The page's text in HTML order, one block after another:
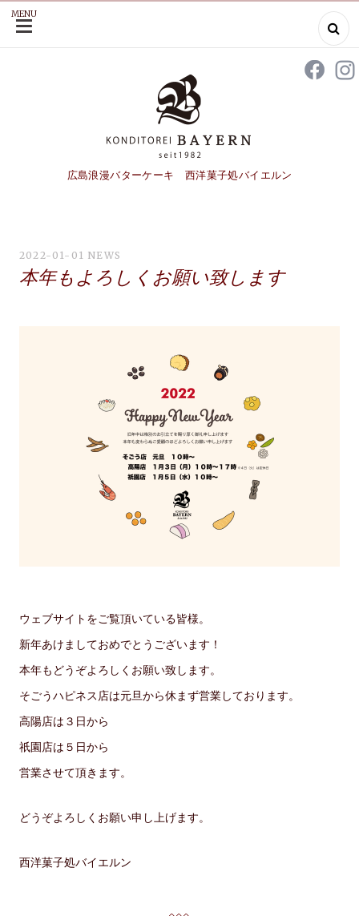
SKIP
CONTENT
広島浪漫バターケーキ 西洋菓子処バイエルン
MENU
2022-01-01 NEWS
本年もよろしくお願い致します
ウェブサイトをご覧頂いている皆様。
新年あけましておめでとうございます！
本年もどうぞよろしくお願い致します。
そごうハピネス店は元旦から休まず営業しております。
高陽店は３日から
祇園店は５日から
営業させて頂きます。
どうぞよろしくお願い申し上げます。
西洋菓子処バイエルン